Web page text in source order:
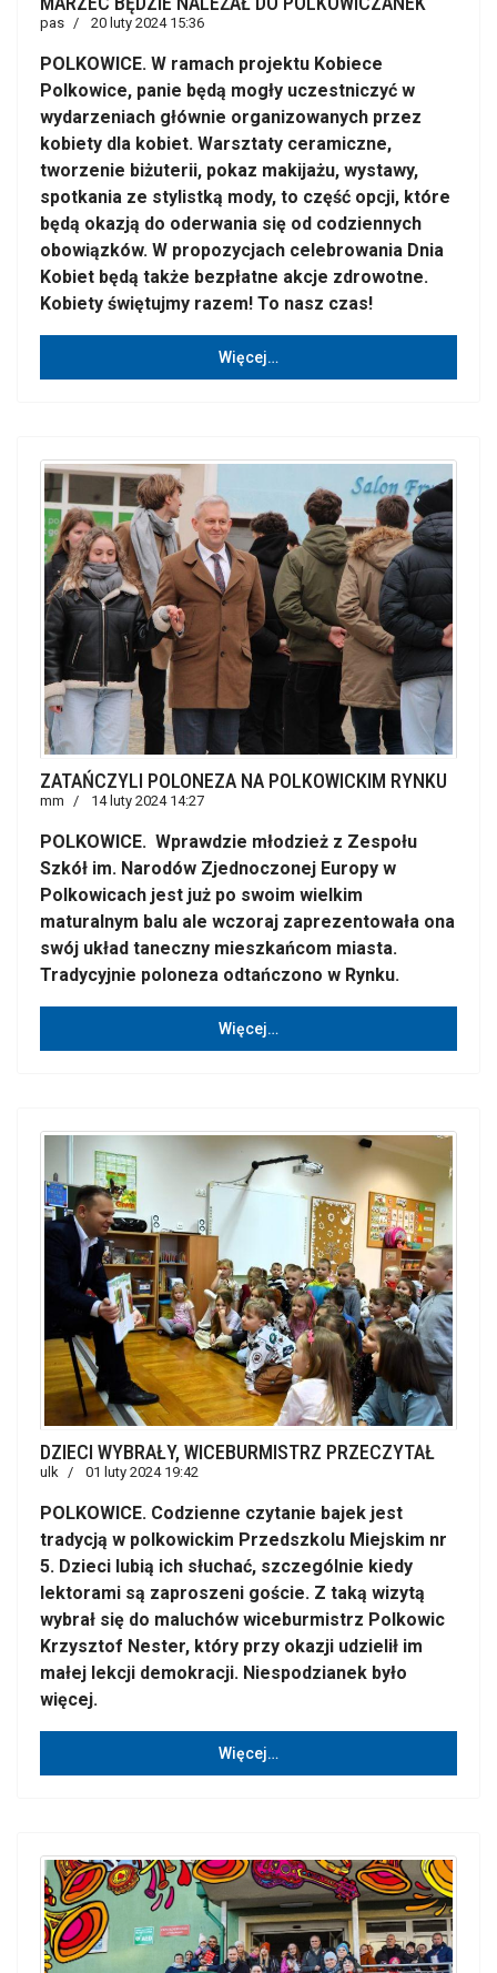
pas 20 luty 2024 15:36
POLKOWICE. W ramach projektu Kobiece
Polkowice, panie będą mogły uczestniczyć w
wydarzeniach głównie organizowanych przez
kobiety dla kobiet. Warsztaty ceramiczne,
tworzenie biżuterii, pokaz makijażu, wystawy,
spotkania ze stylistką mody, to część opcji, które
będą okazją do oderwania się od codziennych
obowiązków. W propozycjach celebrowania Dnia
Kobiet będą także bezpłatne akcje zdrowotne.
Kobiety świętujmy razem! To nasz czas!
Więcej…
ZATAŃCZYLI POLONEZA NA POLKOWICKIM RYNKU
mm 14 luty 2024 14:27
POLKOWICE. Wprawdzie młodzież z Zespołu
Szkół im. Narodów Zjednoczonej Europy w
Polkowicach jest już po swoim wielkim
maturalnym balu ale wczoraj zaprezentowała ona
swój układ taneczny mieszkańcom miasta.
Tradycyjnie poloneza odtańczono w Rynku.
Więcej…
DZIECI WYBRAŁY, WICEBURMISTRZ PRZECZYTAŁ
ulk 01 luty 2024 19:42
POLKOWICE. Codzienne czytanie bajek jest
tradycją w polkowickim Przedszkolu Miejskim nr
5. Dzieci lubią ich słuchać, szczególnie kiedy
lektorami są zaproszeni goście. Z taką wizytą
wybrał się do maluchów wiceburmistrz Polkowic
Krzysztof Nester, który przy okazji udzielił im
małej lekcji demokracji. Niespodzianek było
więcej.
Więcej…